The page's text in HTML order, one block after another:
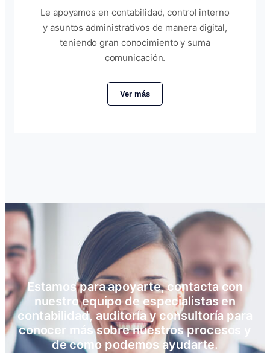
Le apoyamos en contabilidad, control interno
y asuntos administrativos de manera digital,
teniendo gran conocimiento y suma
comunicación.
Ver más
Estamos para apoyarte, contacta con
nuestro equipo de especialistas en
contabilidad, auditoría y consultoría para
conocer más sobre nuestros procesos y
de como podemos ayudarte.